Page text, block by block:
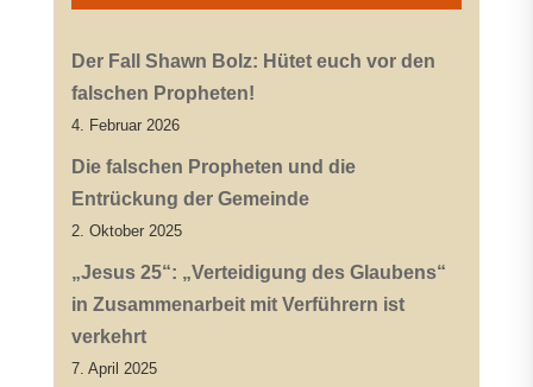
Der Fall Shawn Bolz: Hütet euch vor den
falschen Propheten!
4. Februar 2026
Die falschen Propheten und die
Entrückung der Gemeinde
2. Oktober 2025
„Jesus 25“: „Verteidigung des Glaubens“
in Zusammenarbeit mit Verführern ist
verkehrt
7. April 2025